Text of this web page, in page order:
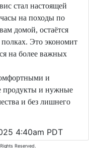
стал настоящей
на походы по
домой, остаётся
полках. Это экономит
на более важных
и
продукты и нужные
и без лишнего
4:40am PDT
Reserved.